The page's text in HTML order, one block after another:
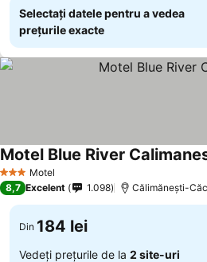
Selectați datele pentru a vedea
prețurile exacte
3 SteleMotel
Motel Blue River
8,7 Excelent 1.098 Călimănești-
Din 184 lei
Vedeți prețurile de la 2 site-uri